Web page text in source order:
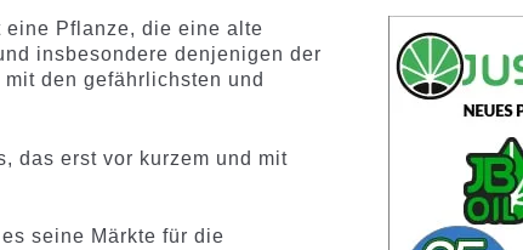
eine Pflanze, die eine alte
insbesondere denjenigen der
den gefährlichsten und
das erst vor kurzem und mit
seine Märkte für die